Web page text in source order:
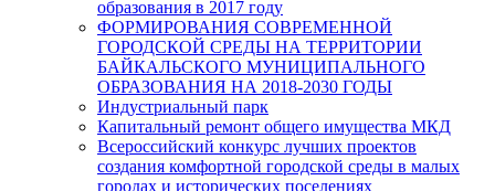
образования в 2017 году
ФОРМИРОВАНИЯ СОВРЕМЕННОЙ
ГОРОДСКОЙ СРЕДЫ НА ТЕРРИТОРИИ
БАЙКАЛЬСКОГО МУНИЦИПАЛЬНОГО
ОБРАЗОВАНИЯ НА 2018-2030 ГОДЫ
Индустриальный парк
Капитальный ремонт общего имущества МКД
Всероссийский конкурс лучших проектов
создания комфортной городской среды в малых
городах и исторических поселениях